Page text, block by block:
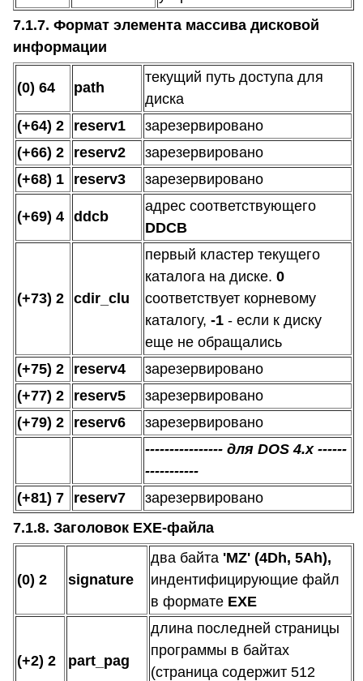
7.1.7. Формат элемента массива дисковой
информации
(0) 64 path
текущий путь доступа для
диска
(+64) 2
reserv1
зарезервировано
(+66) 2
reserv2
зарезервировано
(+68) 1
reserv3 зарезервировано
(+69) 4 ddcb
адрес соответствующего
DDCB
(+73) 2 cdir_clu
первый кластер текущего
каталога на диске. 0
соответствует корневому
каталогу, -1 - если к диску
еще не обращались
(+75) 2
reserv4
зарезервировано
(+77) 2
reserv5
зарезервировано
(+79) 2
reserv6
зарезервировано
---------------- для DOS 4.х ------
-----------
(+81) 7
reserv7
зарезервировано
7.1.8. Заголовок EXE-файла
(0) 2 signature
два байта 'MZ' (4Dh, 5Ah),
индентифицирующие файл
в формате EXE
(+2) 2 part_pag
длина последней страницы
программы в байтах
(страница содержит 512